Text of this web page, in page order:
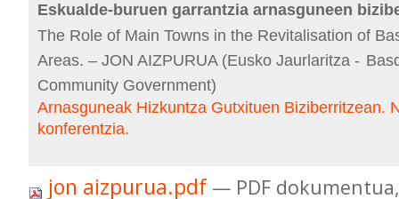
Eskualde-buruen garrantzia arnasguneen
The Role of Main Towns in the Revitalisation of
Areas. – JON AIZPURUA(Eusko Jaurlaritza -
Community Government)
Arnasguneak Hizkuntza Gutxituen Biziberritzean.
konferentzia.
jon aizpurua.pdf — PDF